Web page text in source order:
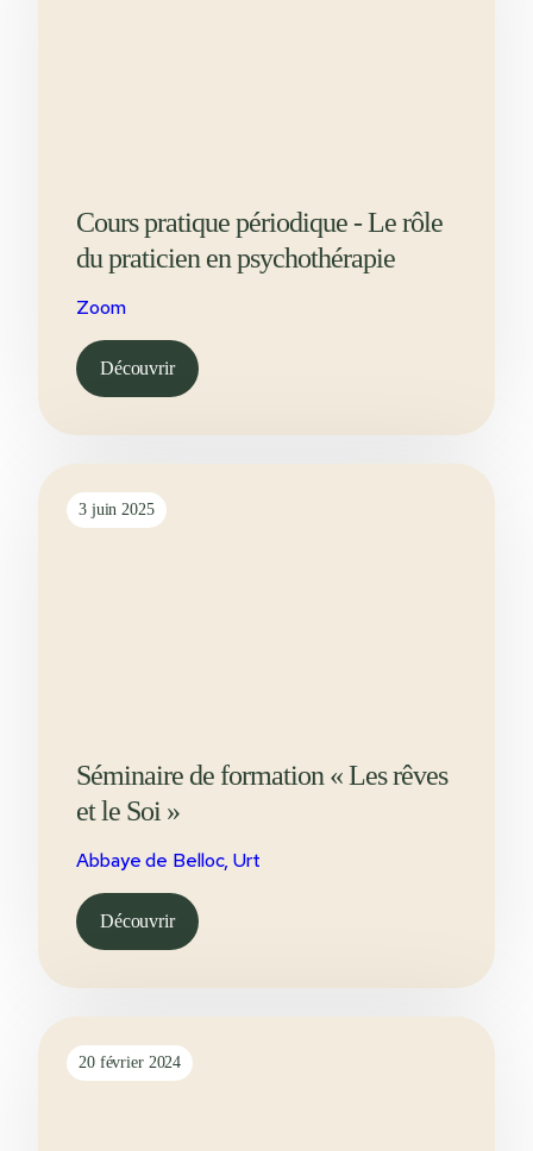
Cours pratique périodique - Le rôle
du praticien en psychothérapie
Zoom
Découvrir
3 juin 2025
Séminaire de formation « Les rêves
et le Soi »
Abbaye de Belloc, Urt
Découvrir
20 février 2024